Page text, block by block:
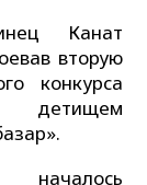
Канат
вторую
конкурса
детищем